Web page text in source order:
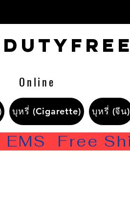
Online
บุหรี่ (Cigarette) บุหรี่ (จีน)